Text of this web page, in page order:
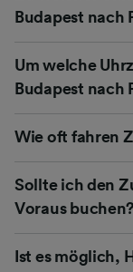
Budapest nach
Um welche
Budapest nach
Wie oft fahren
Sollte ich den
Voraus buchen?
Ist es möglich,